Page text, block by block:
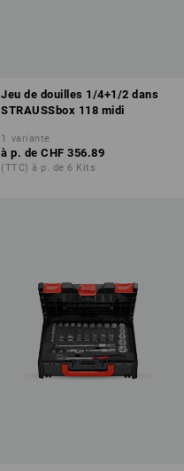
Jeu de douilles 1/4+1/2 dans
STRAUSSbox 118 midi
1 variante
à p. de CHF 356.89
(TTC) à p. de 6 Kits